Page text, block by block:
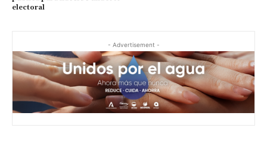
electoral
- Advertisement -